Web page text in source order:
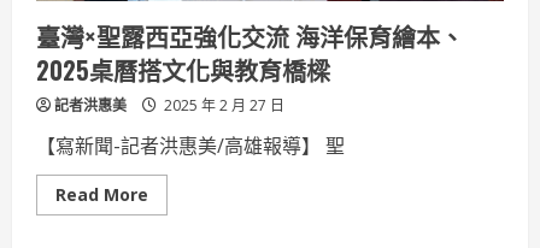
害
台
灣！
臺灣×聖露西亞強化交流 海洋保育繪本、
2025桌曆搭文化與教育橋樑
記者洪惠美 2025 年 2 月 27 日
【寫新聞-記者洪惠美/高雄報導】 聖
Read More
more